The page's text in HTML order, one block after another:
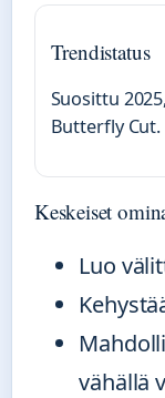
Trendistatus
Suosittu
Butterfly Cut.
Keskeiset
Luo
vähällä